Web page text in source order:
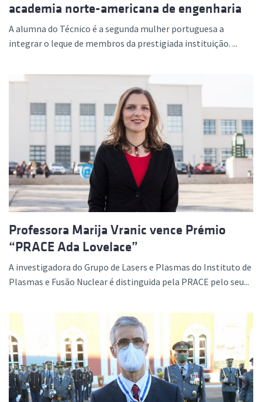
academia norte-americana de engenharia
A alumna do Técnico é a segunda mulher portuguesa a
integrar o leque de membros da prestigiada instituição. ...
Professora Marija Vranic vence Prémio
“PRACE Ada Lovelace”
A investigadora do Grupo de Lasers e Plasmas do Instituto de
Plasmas e Fusão Nuclear é distinguida pela PRACE pelo seu...